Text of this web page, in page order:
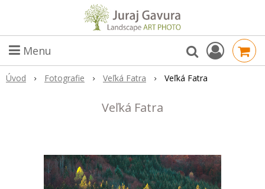
Menu
Úvod Fotografie Veľká Fatra Veľká Fatra
Veľká Fatra